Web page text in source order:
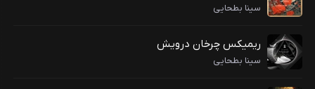
سینا بطحایی
ریمیکس چرخان درویش
سینا بطحایی